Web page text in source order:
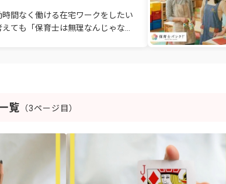
時間なく働ける在宅ワークをしたい
えても「保育士は無理なんじゃない
覧 （3ページ目）